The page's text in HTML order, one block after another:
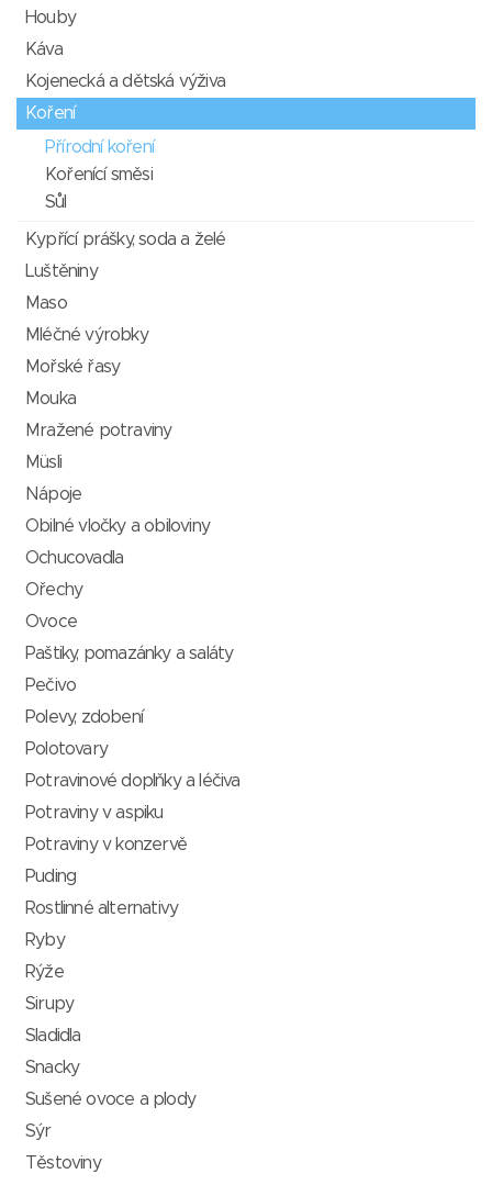
Houby
Káva
Kojenecká a dětská výživa
Koření
Přírodní koření
Kořenící směsi
Sůl
Kypřící prášky, soda a želé
Luštěniny
Maso
Mléčné výrobky
Mořské řasy
Mouka
Mražené potraviny
Müsli
Nápoje
Obilné vločky a obiloviny
Ochucovadla
Ořechy
Ovoce
Paštiky, pomazánky a saláty
Pečivo
Polevy, zdobení
Polotovary
Potravinové doplňky a léčiva
Potraviny v aspiku
Potraviny v konzervě
Puding
Rostlinné alternativy
Ryby
Rýže
Sirupy
Sladidla
Snacky
Sušené ovoce a plody
Sýr
Těstoviny